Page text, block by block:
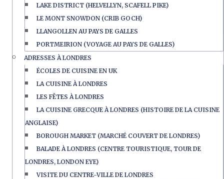
LAKE DISTRICT (HELVELLYN, SCAFELL PIKE)
LE MONT SNOWDON (CRIB GOCH)
LLANGOLLEN AU PAYS DE GALLES
PORTMEIRION (VOYAGE AU PAYS DE GALLES)
ADRESSES À LONDRES
ÉCOLES DE CUISINE EN UK
LA CUISINE À LONDRES
LES FÊTES À LONDRES
LA CUISINE GRECQUE À LONDRES (HISTOIRE DE LA CUISINE
ANGLAISE)
BOROUGH MARKET (MARCHÉ COUVERT DE LONDRES)
BALADE À LONDRES (CENTRE TOURISTIQUE, TOUR DE
LONDRES, LONDON EYE)
VISITE DU CENTRE-VILLE DE LONDRES